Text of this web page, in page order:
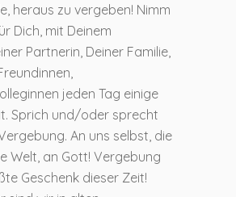
heraus zu vergeben! Nimm
Dich, mit Deinem
Partnerin, Deiner Familie,
jeden Tag einige
Sprich und/oder sprecht
An uns selbst, die
Welt, an Gott! Vergebung
Geschenk dieser Zeit!